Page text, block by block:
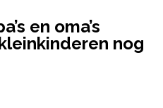
en oma’s
nog